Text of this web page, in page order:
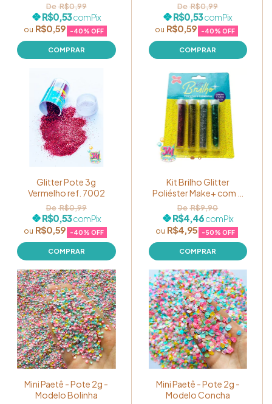
R$0,59 -40% OFF
R$0,99
R$0,53comPix
R$0,59 -40% OFF
R$0,99
R$0,53comPix
Glitter Pote 3g
Vermelho ref. 7002
R$0,59 -40% OFF
R$0,99
R$0,53comPix
Kit Brilho Glitter
Poliéster Make+ com 4
Unidades de 2g - Ref
7036
R$4,95 -50% OFF
R$9,90
R$4,46comPix
Mini Paetê - Pote 2g -
Modelo Bolinha
Mini Paetê - Pote 2g -
Modelo Concha